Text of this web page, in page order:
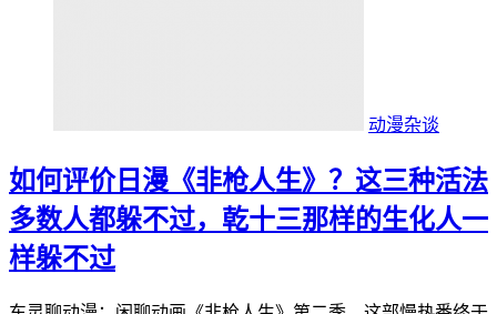
动漫杂谈
如何评价日漫《非枪人生》？这三种活法
多数人都躲不过，乾十三那样的生化人一
样躲不过